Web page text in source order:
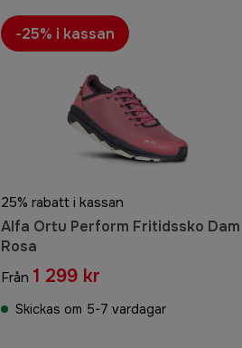
25% rabatt i kassan
Alfa Ortu Perform Fritidssko Dam
Rosa
Från 1 299 kr
Skickas om 5-7 vardagar
-25% i kassan